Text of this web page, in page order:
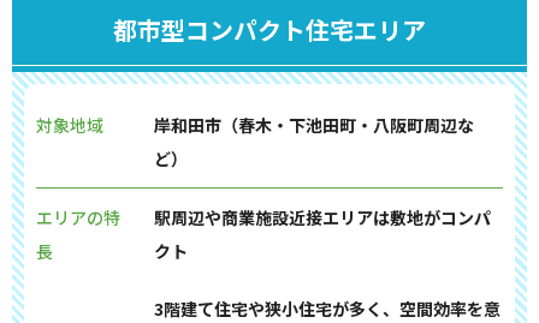
都市型コンパクト住宅エリア
対象地域
岸和田市（春木・下池田町・八阪町周辺な
ど）
エリアの特
長
駅周辺や商業施設近接エリアは敷地がコンパ
クト
3階建て住宅や狭小住宅が多く、空間効率を意